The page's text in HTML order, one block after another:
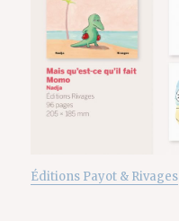
Éditions Payot & Rivages